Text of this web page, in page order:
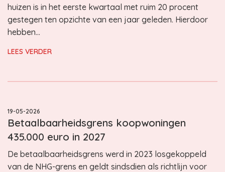
huizen is in het eerste kwartaal met ruim 20 procent
gestegen ten opzichte van een jaar geleden. Hierdoor
hebben…
LEES VERDER
19-05-2026
Betaalbaarheidsgrens koopwoningen
435.000 euro in 2027
De betaalbaarheidsgrens werd in 2023 losgekoppeld
van de NHG-grens en geldt sindsdien als richtlijn voor